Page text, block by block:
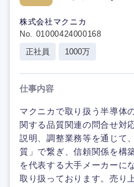
株式会社マクニカ
No. 01000424000168
正社員
1000万
仕事内容
マクニカで取り扱う半導体
関する品質関連の問合せ対
説明、調整業務等を通じて
質」で繋ぎ、信頼関係を構
を代表する大手メーカーに
取り扱っております。売り